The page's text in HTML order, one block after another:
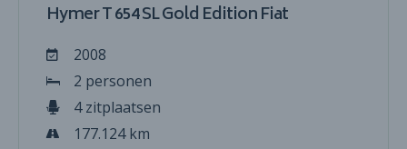
Hymer T 654 SL Gold Edition Fiat
2008
2 personen
4 zitplaatsen
177.124 km